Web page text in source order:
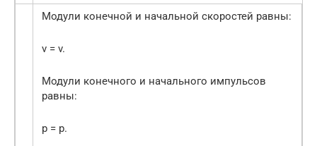
Модули конечной и начальной скоростей равны:
v = v.
Модули конечного и начального импульсов
равны:
p = p.